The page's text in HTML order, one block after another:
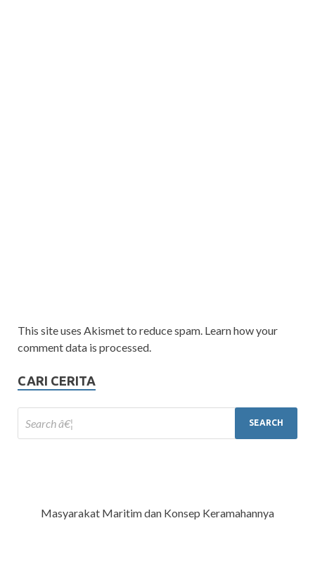
This site uses Akismet to reduce spam. Learn how your
comment data is processed.
CARI CERITA
Masyarakat Maritim dan Konsep Keramahannya